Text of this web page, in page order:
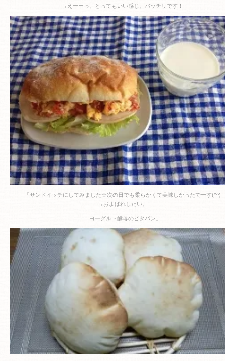
→えーーっ、とってもいい感じ。バッチリです！
「サンドイッチにしてみました☆次の日でも柔らかくて美味しかったでーす(^^)
→およばれしたい。
「ヨーグルト酵母のピタパン」